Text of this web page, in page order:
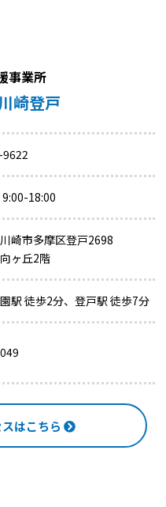
事業所
崎登戸
18:00
崎市多摩区登戸2698
ヶ丘2階
駅 徒歩2分、登戸駅 徒歩7分
はこちら